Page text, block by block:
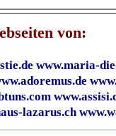
von:
www.maria-
lazarus.ch